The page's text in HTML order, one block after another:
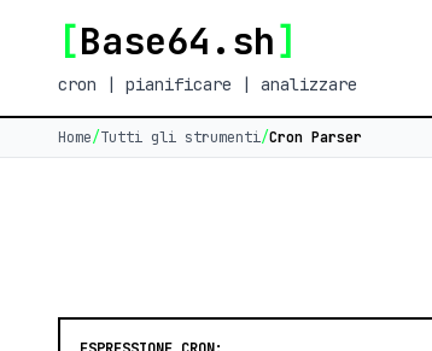
[Base64.sh]
cron | pianificare | analizzare
Home/Tutti gli strumenti/Cron Parser